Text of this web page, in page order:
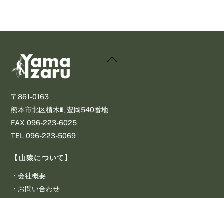
Back
〒861-0163
熊本市北区植木町豊岡540番地
​FAX 096-223-6025
​TEL 096-223-5069
【山猿について】
・会社概要
・ お問い合わせ